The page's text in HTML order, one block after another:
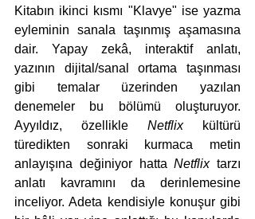
Kitabın ikinci kısmı "Klavye" ise yazma
eyleminin sanala taşınmış aşamasına
dair. Yapay zekâ, interaktif anlatı,
yazının dijital/sanal ortama taşınması
gibi temalar üzerinden yazılan
denemeler bu bölümü oluşturuyor.
Ayyıldız, özellikle Netflix kültürü
türedikten sonraki kurmaca metin
anlayışına değiniyor hatta Netflix tarzı
anlatı kavramını da derinlemesine
inceliyor. Adeta kendisiyle konuşur gibi